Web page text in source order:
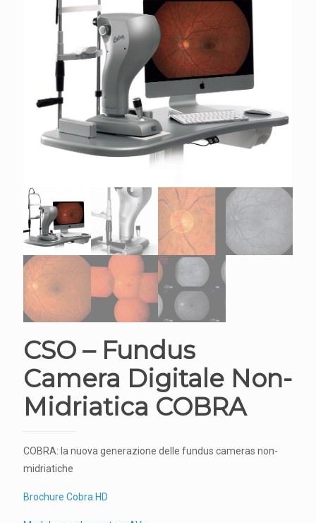
CSO – Fundus
Camera Digitale Non-
Midriatica COBRA
COBRA: la nuova generazione delle fundus cameras non-
midriatiche
Brochure Cobra HD